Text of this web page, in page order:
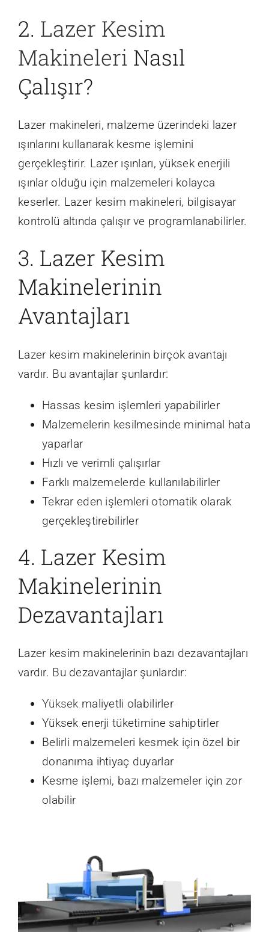
2. Lazer Kesim
Makineleri Nasıl
Çalışır?
Lazer makineleri, malzeme üzerindeki lazer
ışınlarını kullanarak kesme işlemini
gerçekleştirir. Lazer ışınları, yüksek enerjili
ışınlar olduğu için malzemeleri kolayca
keserler. Lazer kesim makineleri, bilgisayar
kontrolü altında çalışır ve programlanabilirler.
3. Lazer Kesim
Makinelerinin
Avantajları
Lazer kesim makinelerinin birçok avantajı
vardır. Bu avantajlar şunlardır:
Hassas kesim işlemleri yapabilirler
Malzemelerin kesilmesinde minimal hata
yaparlar
Hızlı ve verimli çalışırlar
Farklı malzemelerde kullanılabilirler
Tekrar eden işlemleri otomatik olarak
gerçekleştirebilirler
4. Lazer Kesim
Makinelerinin
Dezavantajları
Lazer kesim makinelerinin bazı dezavantajları
vardır. Bu dezavantajlar şunlardır:
Yüksek maliyetli olabilirler
Yüksek enerji tüketimine sahiptirler
Belirli malzemeleri kesmek için özel bir
donanıma ihtiyaç duyarlar
Kesme işlemi, bazı malzemeler için zor
olabilir